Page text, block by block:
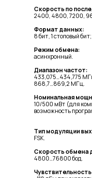
Скорость по
2400, 4800, 7200,
Формат данных:
8 бит, 1 стоповый
Режим обмена:
асинхронный.
Диапазон частот:
433,075…434,775
868,7…869,2 МГц.
Номинальная
10/500 мВт (для
возможность
Тип модуляции
FSK.
Скорость обмена
4800…76800 бод.